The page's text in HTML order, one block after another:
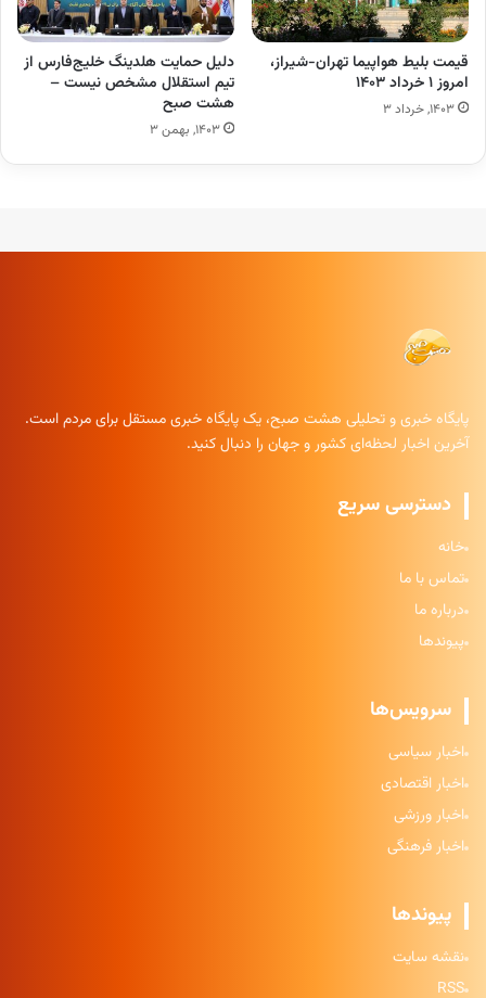
قیمت بلیط هواپیما تهران-شیراز،
امروز ۱ خرداد ۱۴۰۳
۱۴۰۳, خرداد ۳
دلیل حمایت هلدینگ خلیج‌فارس از
تیم استقلال مشخص نیست –
هشت صبح
۱۴۰۳, بهمن ۳
پایگاه خبری و تحلیلی هشت صبح، یک پایگاه خبری مستقل برای مردم است.
آخرین اخبار لحظه‌ای کشور و جهان را دنبال کنید.
دسترسی سریع
خانه
تماس با ما
درباره ما
پیوندها
سرویس‌ها
اخبار سیاسی
اخبار اقتصادی
اخبار ورزشی
اخبار فرهنگی
پیوندها
نقشه سایت
RSS